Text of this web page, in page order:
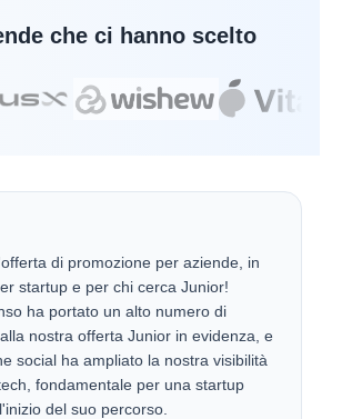
che ci hanno scelto
di promozione per aziende, in
startup e per chi cerca Junior!
ha portato un alto numero di
nostra offerta Junior in evidenza, e
social ha ampliato la nostra visibilità
fondamentale per una startup
del suo percorso.